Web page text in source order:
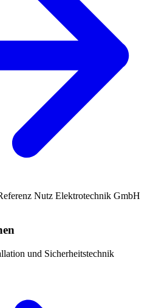
und Sicherheitstechnik